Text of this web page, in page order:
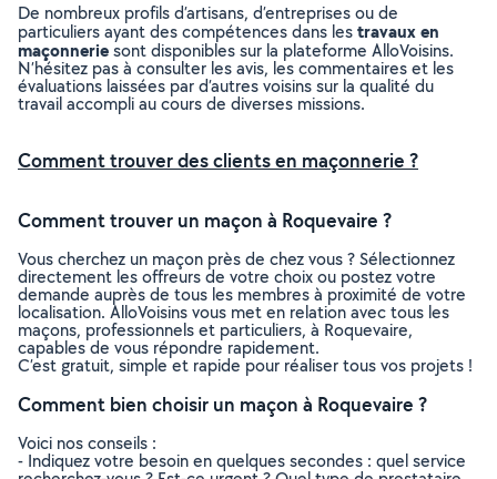
De nombreux profils d’artisans, d’entreprises ou de
particuliers ayant des compétences dans lestravaux en
maçonneriesont disponibles sur la plateforme AlloVoisins.
N’hésitez pas à consulter les avis, les commentaires et les
évaluations laissées par d’autres voisins sur la qualité du
travail accompli au cours de diverses missions.
Comment trouver des clients en maçonnerie ?
Comment trouver un maçon à Roquevaire ?
Vous cherchez un maçon près de chez vous ? Sélectionnez
directement les offreurs de votre choix ou postez votre
demande auprès de tous les membres à proximité de votre
localisation. AlloVoisins vous met en relation avec tous les
maçons, professionnels et particuliers, à Roquevaire,
capables de vous répondre rapidement.
C’est gratuit, simple et rapide pour réaliser tous vos projets !
Comment bien choisir un maçon à Roquevaire ?
Voici nos conseils :
- Indiquez votre besoin en quelques secondes : quel service